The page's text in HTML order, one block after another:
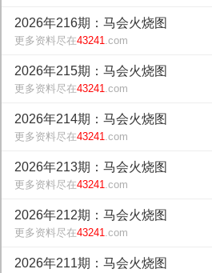
2026年216期：马会火烧图
更多资料尽在43241.com
2026年215期：马会火烧图
更多资料尽在43241.com
2026年214期：马会火烧图
更多资料尽在43241.com
2026年213期：马会火烧图
更多资料尽在43241.com
2026年212期：马会火烧图
更多资料尽在43241.com
2026年211期：马会火烧图